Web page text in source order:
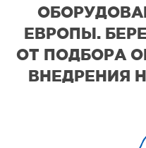
ЕВРОПЫ.
ОТ ПОДБОРА
ВНЕДРЕНИЯ